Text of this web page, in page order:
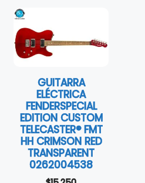
GUITARRA
ELÉCTRICA
FENDERSPECIAL
EDITION CUSTOM
TELECASTER® FMT
HH CRIMSON RED
TRANSPARENT
0262004538